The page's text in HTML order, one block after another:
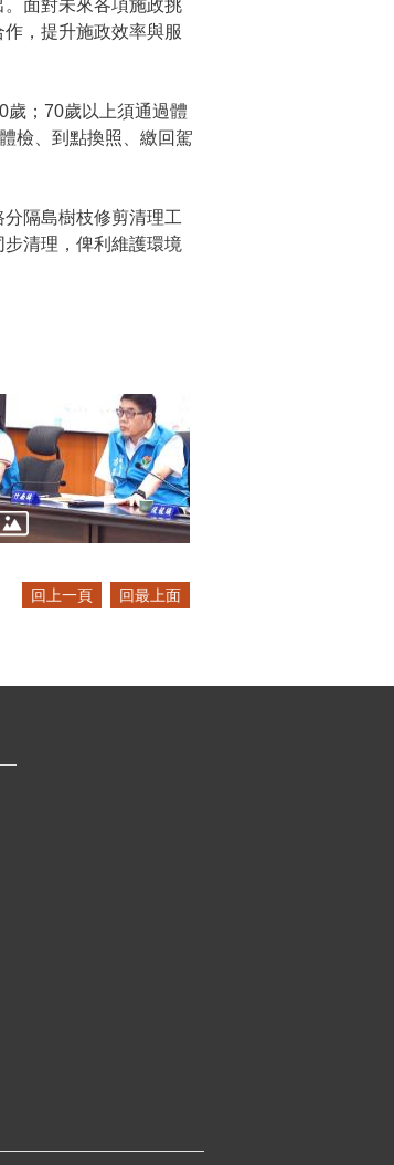
面對未來各項施政挑
，提升施政效率與服
歲；70歲以上須通過體
檢、到點換照、繳回駕
隔島樹枝修剪清理工
清理，俾利維護環境
回上一頁 回最上面